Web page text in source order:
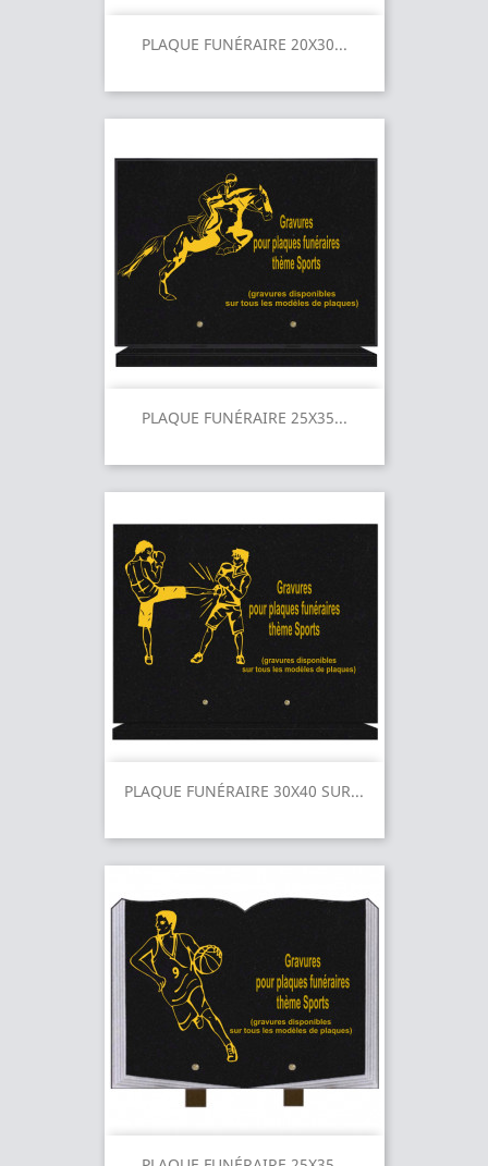
PLAQUE FUNÉRAIRE 20X30...
PLAQUE FUNÉRAIRE 25X35...
PLAQUE FUNÉRAIRE 30X40 SUR...